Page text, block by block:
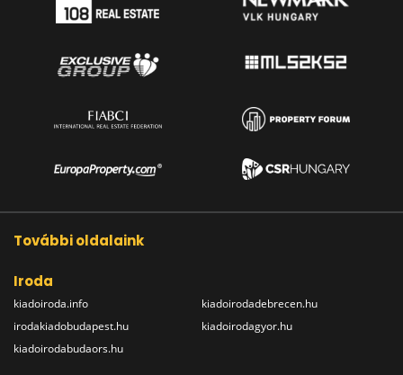
További oldalaink
Iroda
kiadoiroda.info
irodakiadobudapest.hu
kiadoirodabudaors.hu
kiadoirodadebrecen.hu
kiadoirodagyor.hu